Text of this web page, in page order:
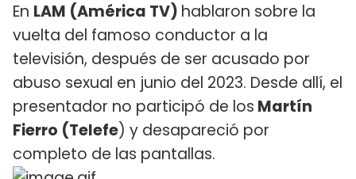
En LAM (América TV) hablaron sobre la
vuelta del famoso conductor a la
televisión, después de ser acusado por
abuso sexual en junio del 2023. Desde allí, el
presentador no participó de los Martín
Fierro (Telefe) y desapareció por
completo de las pantallas.